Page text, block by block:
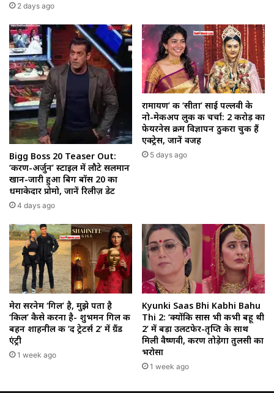
2 days ago
Bigg Boss 20 Teaser Out:
‘करण-अर्जुन’ स्टाइल में लौटे सलमान
खान-जारी हुआ बिग बॉस 20 का
धमाकेदार प्रोमो, जानें रिलीज़ डेट
4 days ago
रामायण’ की ‘सीता’ साई पल्लवी के
नो-मेकअप लुक की चर्चा: 2 करोड़ का
फेयरनेस क्रीम विज्ञापन ठुकरा चुकी हैं
एक्ट्रेस, जानें वजह
5 days ago
मेरा सरनेम ‘गिल’ है, मुझे पता है
‘किल’ कैसे करना है- शुभमन गिल की
बहन शाहनील की ‘द ट्रेटर्स 2’ में ग्रैंड
एंट्री
1 week ago
Kyunki Saas Bhi Kabhi Bahu
Thi 2: ‘क्योंकि सास भी कभी बहू थी
2’ में बड़ा उलटफेर-तृप्ति के साथ
मिली वैष्णवी, करण तोड़ेगा तुलसी का
भरोसा
1 week ago